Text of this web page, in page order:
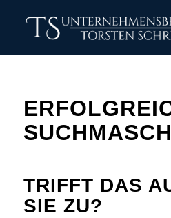
TRIFFT DAS
SIE ZU?